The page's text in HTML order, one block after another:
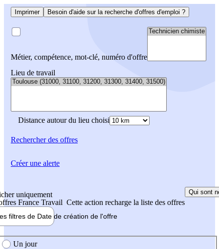
Imprimer Besoin d'aide sur la recherche d'offres d'emploi ?
Métier, compétence, mot-clé, numéro d'offre
Lieu de travail
Distance autour du lieu choisi
Rechercherdes offres
uniquement
France Travail Cette action recharge la liste des offres
Qui sont
filtres de Date de création de l'offre
création de l'offre
Un jour
Créer une alerte